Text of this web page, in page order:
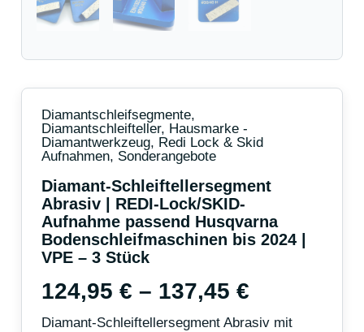
Diamantschleifsegmente,
Diamantschleifteller, Hausmarke -
Diamantwerkzeug, Redi Lock & Skid
Aufnahmen, Sonderangebote
Diamant-Schleiftellersegment
Abrasiv | REDI-Lock/SKID-
Aufnahme passend Husqvarna
Bodenschleifmaschinen bis 2024 |
VPE – 3 Stück
124,95€ – 137,45€
Diamant-Schleiftellersegment Abrasiv mit